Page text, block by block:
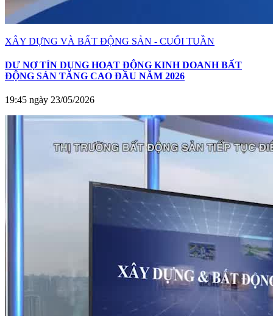
XÂY DỰNG VÀ BẤT ĐỘNG SẢN - CUỐI TUẦN
DƯ NỢ TÍN DỤNG HOẠT ĐỘNG KINH DOANH BẤT
ĐỘNG SẢN TĂNG CAO ĐẦU NĂM 2026
19:45 ngày 23/05/2026